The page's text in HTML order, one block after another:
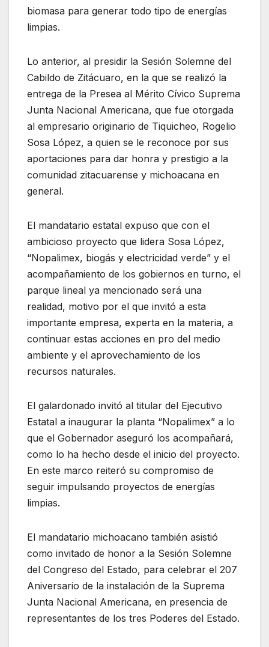
biomasa para generar todo tipo de energías
limpias.
Lo anterior, al presidir la Sesión Solemne del
Cabildo de Zitácuaro, en la que se realizó la
entrega de la Presea al Mérito Cívico Suprema
Junta Nacional Americana, que fue otorgada
al empresario originario de Tiquicheo, Rogelio
Sosa López, a quien se le reconoce por sus
aportaciones para dar honra y prestigio a la
comunidad zitacuarense y michoacana en
general.
El mandatario estatal expuso que con el
ambicioso proyecto que lidera Sosa López,
“Nopalimex, biogás y electricidad verde” y el
acompañamiento de los gobiernos en turno, el
parque lineal ya mencionado será una
realidad, motivo por el que invitó a esta
importante empresa, experta en la materia, a
continuar estas acciones en pro del medio
ambiente y el aprovechamiento de los
recursos naturales.
El galardonado invitó al titular del Ejecutivo
Estatal a inaugurar la planta “Nopalimex” a lo
que el Gobernador aseguró los acompañará,
como lo ha hecho desde el inicio del proyecto.
En este marco reiteró su compromiso de
seguir impulsando proyectos de energías
limpias.
El mandatario michoacano también asistió
como invitado de honor a la Sesión Solemne
del Congreso del Estado, para celebrar el 207
Aniversario de la instalación de la Suprema
Junta Nacional Americana, en presencia de
representantes de los tres Poderes del Estado.